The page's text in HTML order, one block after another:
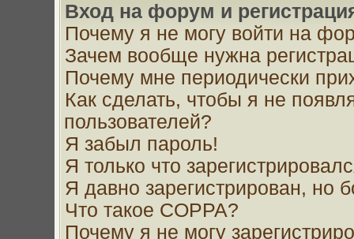
Вход на форум и
Почему я не могу войти на
Зачем вообще нужна
Почему мне периодически
Как сделать, чтобы я не
пользователей?
Я забыл пароль!
Я только что
Я давно зарегистрирован, но
Что такое COPPA?
Почему я не могу